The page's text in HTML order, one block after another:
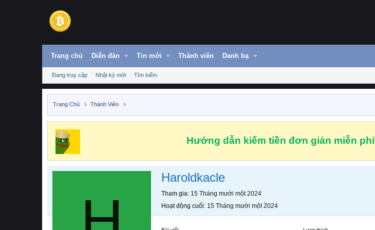
Trang chủ Diễn đàn Tin mới Thành viên Danh bạ
Đang truy cập Nhật ký mới Tìm kiếm
Trang Chủ Thành Viên
Hướng dẫn kiếm tiền đơn giản miễn phí
Haroldkacle
Tham gia 15 Tháng mười một 2024
Hoạt động cuối 15 Tháng mười một 2024